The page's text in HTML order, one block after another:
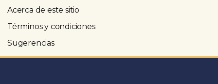
Acerca de este sitio
Términos y condiciones
Sugerencias